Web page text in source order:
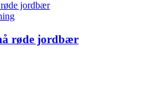
røde jordbær